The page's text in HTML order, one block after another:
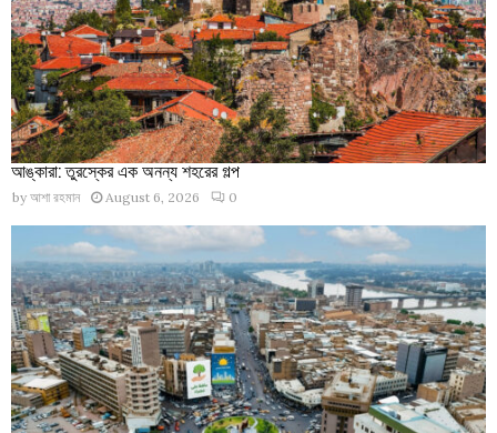
আঙ্কারা: তুরস্কের এক অনন্য শহরের গল্প
by আশা রহমান August 6, 2026 0